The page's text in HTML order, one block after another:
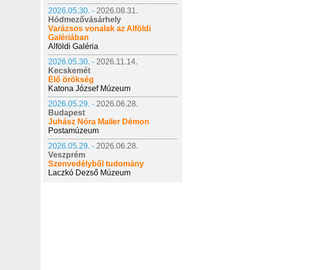
2026.05.30. - 2026.08.31.
Hódmezővásárhely
Varázsos vonalak az Alföldi
Galériában
Alföldi Galéria
2026.05.30. - 2026.11.14.
Kecskemét
Élő örökség
Katona József Múzeum
2026.05.29. - 2026.06.28.
Budapest
Juhász Nóra Mailer Démon
Postamúzeum
2026.05.29. - 2026.06.28.
Veszprém
Szenvedélyből tudomány
Laczkó Dezső Múzeum